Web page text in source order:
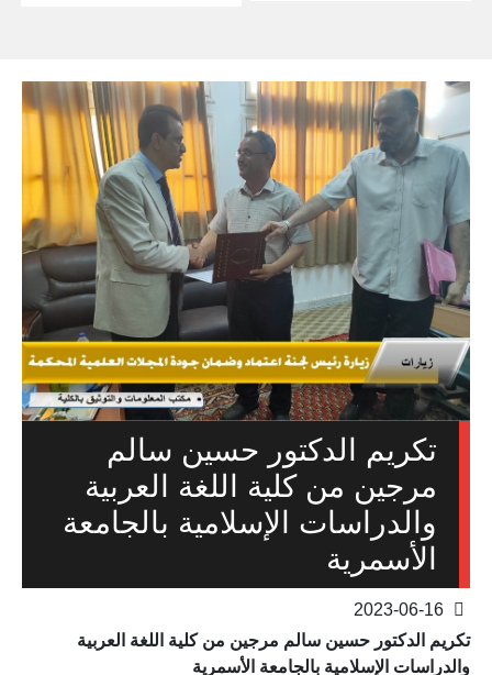
تكريم الدكتور حسين سالم
مرجين من كلية اللغة العربية
والدراسات الإسلامية بالجامعة
الأسمرية
تكريم الدكتور حسين سالم مرجين من كلية اللغة العربية
والدراسات الإسلامية بالجامعة الأسمرية